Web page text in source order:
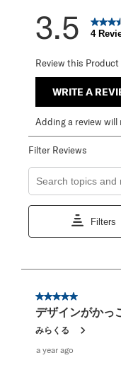
3.5 4
Review this Product
WRITE A
Adding a review will
Filter Reviews
Search topics and
Filters
4
Reviews
5 out of 5 stars.
デザインがかっ
みらくる
a year ago